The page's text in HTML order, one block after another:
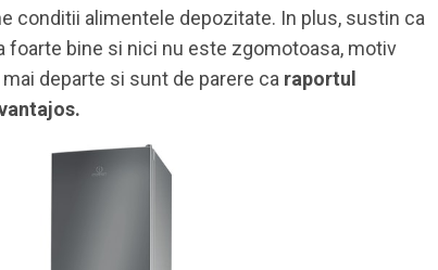
conditii alimentele depozitate. In plus, sustin ca
foarte bine si nici nu este zgomotoasa, motiv
departe si sunt de parere ca raportul